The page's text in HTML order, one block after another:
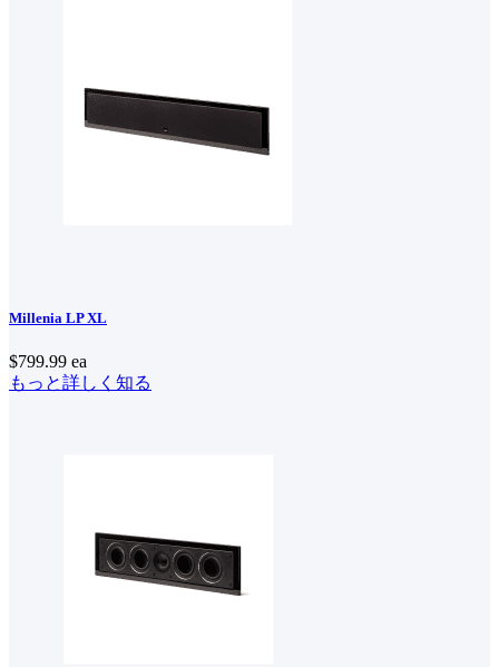
Millenia LP XL
$799.99 ea
もっと詳しく知る